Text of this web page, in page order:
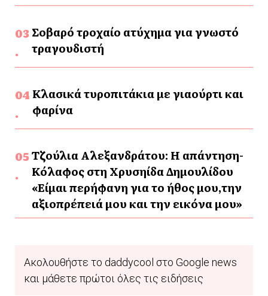
Σοβαρό τροχαίο ατύχημα για γνωστό
τραγουδιστή
Κλασικά τυροπιτάκια με γιαούρτι και
φαρίνα
Τζούλια Αλεξανδράτου: Η απάντηση-
Κόλαφος στη Χρυσηίδα Δημουλίδου
«Είμαι περήφανη για το ήθος μου,την
αξιοπρέπειά μου και την εικόνα μου»
Ακολουθήστε το daddycool στο Google news
και μάθετε πρώτοι όλες τις ειδήσεις